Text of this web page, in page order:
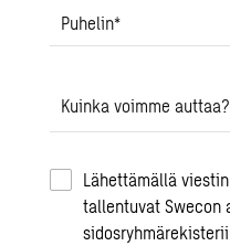
Puhelin*
Kuinka voimme auttaa?
Lähettämällä
tallentuvat Swecon